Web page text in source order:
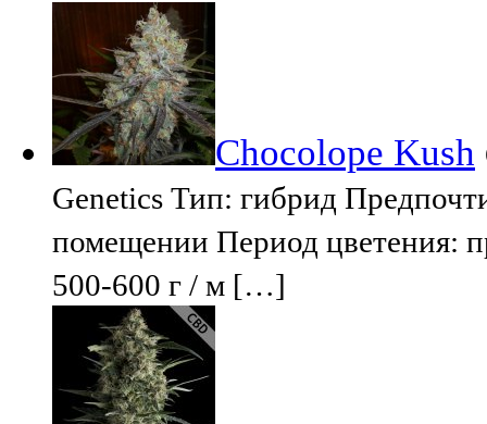
Chocolope Kush
Genetics Тип: гибрид
помещении Период цветения:
500-600 г / м […]